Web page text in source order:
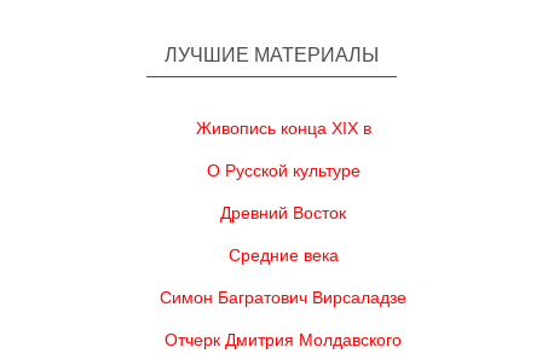
ЛУЧШИЕ МАТЕРИАЛЫ
Живопись конца XIX в
О Русской культуре
Древний Восток
Средние века
Симон Багратович Вирсаладзе
Отчерк Дмитрия Молдавского